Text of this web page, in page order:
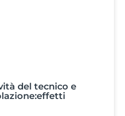
del tecnico e